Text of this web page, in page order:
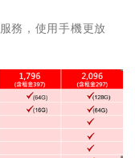
務，使用手機更放